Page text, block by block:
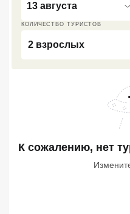
13 августа
КОЛИЧЕСТВО ТУРИСТОВ
2 взрослых
К сожалению, нет
Сетевые отели Турции